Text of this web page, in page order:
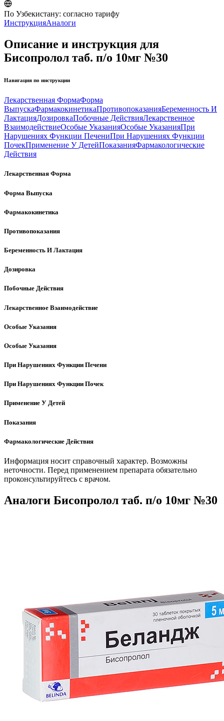
По Узбекистану: согласно тарифу
ИнструкцияАналоги
Описание и инструкция для
Бисопролол таб. п/о 10мг №30
Навигация по инструкции
Лекарственная ФормаФорма
ВыпускаФармакокинетикаПротивопоказанияБеременность И
ЛактацияДозировкаПобочные ДействияЛекарственное
ВзаимодействиеОсобые УказанияОсобые УказанияПри
Нарушениях Функции ПечениПри Нарушениях Функции
ПочекПрименение У ДетейПоказанияФармакологические
Действия
Лекарственная Форма
Форма Выпуска
Фармакокинетика
Противопоказания
Беременность И Лактация
Дозировка
Побочные Действия
Лекарственное Взаимодействие
Особые Указания
Особые Указания
При Нарушениях Функции Печени
При Нарушениях Функции Почек
Применение У Детей
Показания
Фармакологические Действия
Информация носит справочный характер. Возможны
неточности. Перед применением препарата обязательно
проконсультируйтесь с врачом.
Аналоги Бисопролол таб. п/о 10мг №30